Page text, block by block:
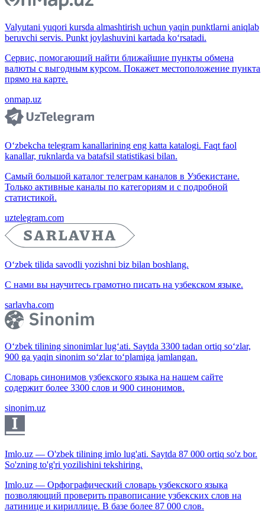
Valyutani yuqori kursda almashtirish uchun yaqin punktlarni aniqlab
beruvchi servis. Punkt joylashuvini kartada ko‘rsatadi.
Сервис, помогающий найти ближайшие пункты обмена
валюты с выгодным курсом. Покажет местоположение пункта
прямо на карте.
onmap.uz
O‘zbekcha telegram kanallarining eng katta katalogi. Faqt faol
kanallar, ruknlarda va batafsil statistikasi bilan.
Самый большой каталог телеграм каналов в Узбекистане.
Только активные каналы по категориям и с подробной
статистикой.
uztelegram.com
O‘zbek tilida savodli yozishni biz bilan boshlang.
С нами вы научитесь грамотно писать на узбекском языке.
sarlavha.com
O‘zbek tilining sinonimlar lug‘ati. Saytda 3300 tadan ortiq so‘zlar,
900 ga yaqin sinonim so‘zlar to‘plamiga jamlangan.
Словарь синонимов узбекского языка на нашем сайте
содержит более 3300 слов и 900 синонимов.
sinonim.uz
Imlo.uz — O'zbek tilining imlo lug'ati. Saytda 87 000 ortiq so'z bor.
So'zning to'g'ri yozilishini tekshiring.
Imlo.uz — Орфографический словарь узбекского языка
позволяющий проверить правописание узбекских слов на
латинице и кириллице. В базе более 87 000 слов.